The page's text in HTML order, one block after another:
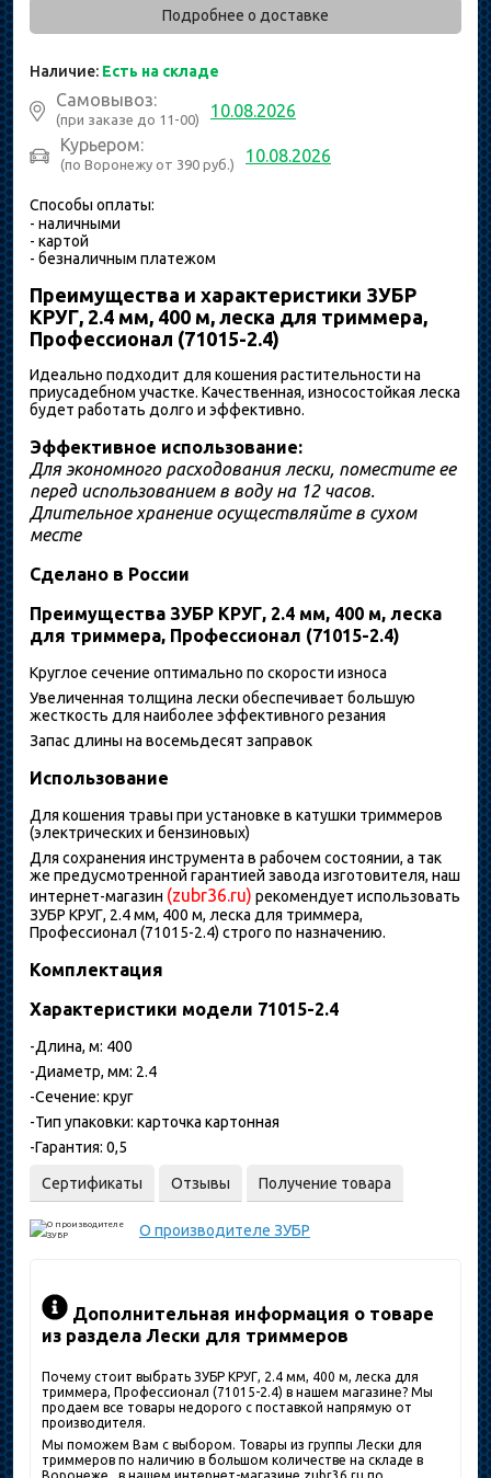
Подробнее о доставке
Наличие: Есть на складе
Самовывоз:
(при заказе до 11-00)
10.08.2026
Курьером:
(по Воронежу от 390 руб.) 10.08.2026
Способы оплаты:
- наличными
- картой
- безналичным платежом
Преимущества и характеристики ЗУБР
КРУГ, 2.4 мм, 400 м, леска для триммера,
Профессионал (71015-2.4)
Идеально подходит для кошения растительности на
приусадебном участке. Качественная, износостойкая леска
будет работать долго и эффективно.
Эффективное использование:
Для экономного расходования лески, поместите ее
перед использованием в воду на 12 часов.
Длительное хранение осуществляйте в сухом
месте
Сделано в России
Преимущества ЗУБР КРУГ, 2.4 мм, 400 м, леска
для триммера, Профессионал (71015-2.4)
Круглое сечение оптимально по скорости износа
Увеличенная толщина лески обеспечивает большую
жесткость для наиболее эффективного резания
Запас длины на восемьдесят заправок
Использование
Для кошения травы при установке в катушки триммеров
(электрических и бензиновых)
Для сохранения инструмента в рабочем состоянии, а так
же предусмотренной гарантией завода изготовителя, наш
интернет-магазин (zubr36.ru) рекомендует использовать
ЗУБР КРУГ, 2.4 мм, 400 м, леска для триммера,
Профессионал (71015-2.4) строго по назначению.
Комплектация
Характеристики модели 71015-2.4
-Длина, м: 400
-Диаметр, мм: 2.4
-Сечение: круг
-Тип упаковки: карточка картонная
-Гарантия: 0,5
Сертификаты Отзывы Получение товара
О производителе ЗУБР
Дополнительная информация о товаре
из раздела Лески для триммеров
Почему стоит выбрать ЗУБР КРУГ, 2.4 мм, 400 м, леска для
триммера, Профессионал (71015-2.4) в нашем магазине? Мы
продаем все товары недорого с поставкой напрямую от
производителя.
Мы поможем Вам с выбором. Товары из группы Лески для
триммеров по наличию в большом количестве на складе в